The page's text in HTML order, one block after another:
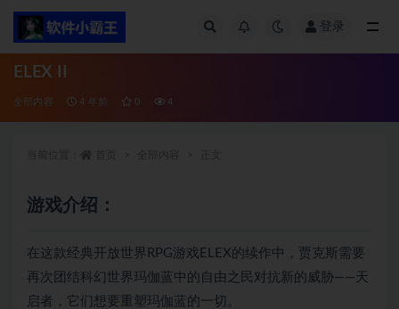
登录
ELEX II
全部内容 4 年前 0 4
游戏介绍：
在这款经典开放世界RPG游戏ELEX的续作中，贾克斯需要
再次团结科幻世界玛伽蓝中的自由之民对抗新的威胁——天
启者，它们想要重塑玛伽蓝的一切。